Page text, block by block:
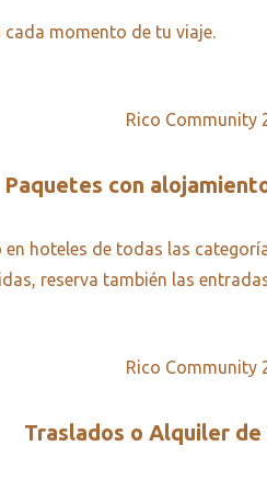
momento de tu viaje.
Paquetes con
en hoteles de todas las
reserva también las
Traslados o Alquiler de